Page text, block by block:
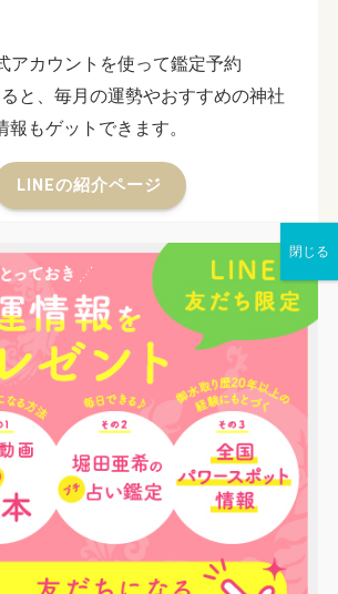
アカウントを使って鑑定予約
と、毎月の運勢やおすすめの神社
報もゲットできます。
LINEの紹介ページ
い鑑定 パワーストーン
お役立ち情報
公式アカウントのご紹介
ブログ
特定商取引法 ご利用規約
お問い合わせ
会社概要
ーストーンカフェPEACOCK All rights reserved.